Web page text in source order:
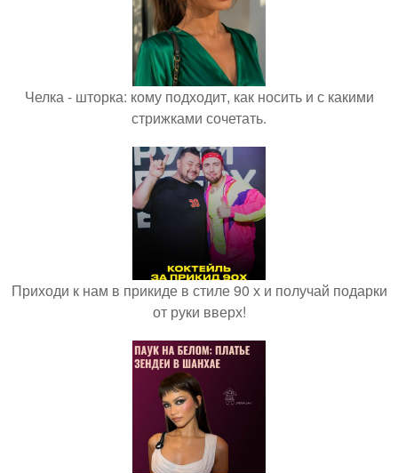
Челка - шторка: кому подходит, как носить и с какими
стрижками сочетать.
Приходи к нам в прикиде в стиле 90 х и получай подарки
от руки вверх!